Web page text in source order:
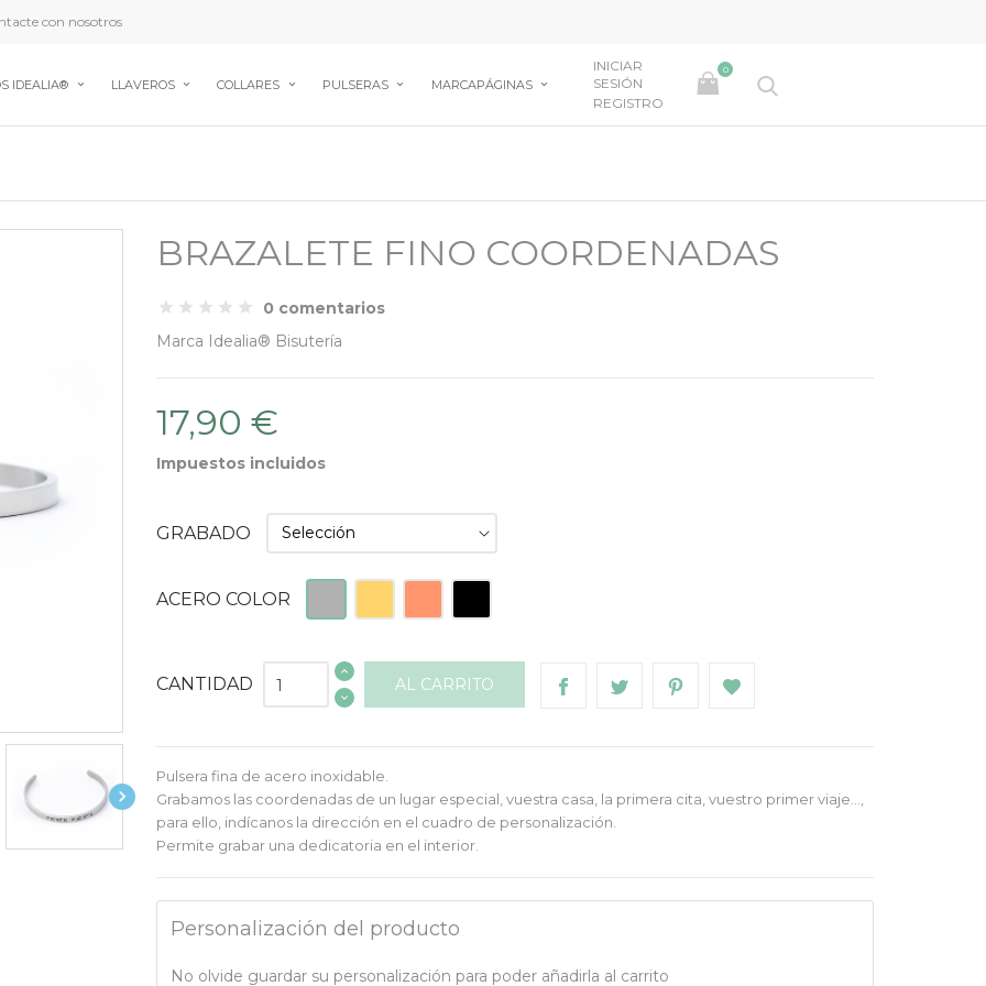
con nosotros
IDEALIA® LLAVEROS COLLARES PULSERAS MARCAPÁGINAS
INICIAR
SESIÓN
REGISTRO
0

BRAZALETE FINO COORDENADAS
0 comentarios
Marca Idealia® Bisutería
17,90 €
Impuestos incluidos
GRABADO
ACERO COLOR Dorado RosadoNegro
CANTIDAD AL CARRITO
Pulsera fina de acero inoxidable.
Grabamos las coordenadas de un lugar especial, vuestra casa, la primera cita, vuestro primer viaje…,
para ello, indícanos la dirección en el cuadro de personalización.
Permite grabar una dedicatoria en el interior.
Personalización del producto
No olvide guardar su personalización para poder añadirla al carrito